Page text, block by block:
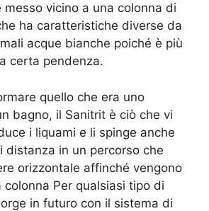
messo vicino a una colonna di
ha caratteristiche diverse da
acque bianche poiché è più
certa pendenza.
quello che era uno
bagno, il Sanitrit è ciò che vi
i liquami e li spinge anche
distanza in un percorso che
orizzontale affinché vengono
Per qualsiasi tipo di
in futuro con il sistema di